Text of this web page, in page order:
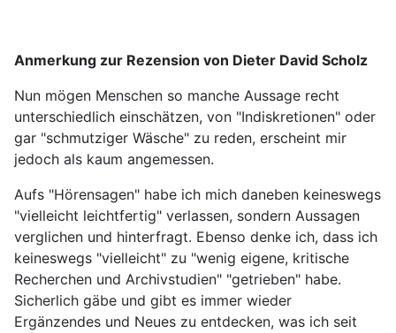
Anmerkung zur Rezension von Dieter David Scholz
Nun mögen Menschen so manche Aussage recht
unterschiedlich einschätzen, von "Indiskretionen" oder
gar "schmutziger Wäsche" zu reden, erscheint mir
jedoch als kaum angemessen.
Aufs "Hörensagen" habe ich mich daneben keineswegs
"vielleicht leichtfertig" verlassen, sondern Aussagen
verglichen und hinterfragt. Ebenso denke ich, dass ich
keineswegs "vielleicht" zu "wenig eigene, kritische
Recherchen und Archivstudien" "getrieben" habe.
Sicherlich gäbe und gibt es immer wieder
Ergänzendes und Neues zu entdecken, was ich seit